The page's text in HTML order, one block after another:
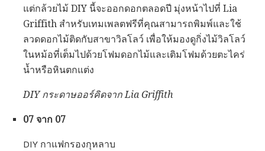
แต่กล้วยไม้ DIY นี้จะออกดอกตลอดปี มุ่งหน้าไปที่ Lia
Griffith สำหรับเทมเพลตฟรีที่คุณสามารถพิมพ์และใช้
ลวดดอกไม้ติดกับสาขาวิลโลว์ เพื่อให้มองดูกิ่งไม้วิลโลว์
ในหม้อที่เต็มไปด้วยโฟมดอกไม้และเติมโฟมด้วยตะไคร่
น้ำหรือหินตกแต่ง
DIY กระดาษออร์คิดจาก Lia Griffith
07 จาก 07
DIY กาแฟกรองกุหลาบ